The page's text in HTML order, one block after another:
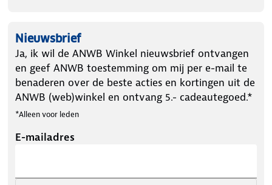
Nieuwsbrief
Ja, ik wil de ANWB Winkel nieuwsbrief ontvangen
en geef ANWB toestemming om mij per e-mail te
benaderen over de beste acties en kortingen uit de
ANWB (web)winkel en ontvang 5.- cadeautegoed.*
*Alleen voor leden
E-mailadres